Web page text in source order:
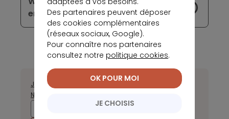
en cryptomonnaies
2023
Janvier
Octobre
Novembre
Des partenaires peuvent déposer
des cookies complémentaires
(réseaux sociaux, Google).
Pour connaître nos partenaires
consultez notre politique cookies.
JE CHOISIS
OK POUR MOI